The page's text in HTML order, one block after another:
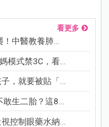
看更多
！中醫教養肺...
模式禁3C，看...
，就要被貼「...
生二胎？這8...
控制眼藥水納...